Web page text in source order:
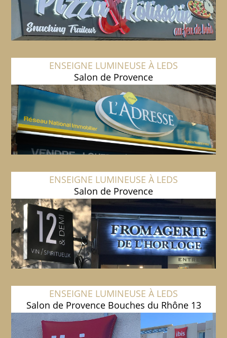
ENSEIGNE LUMINEUSE À LEDS
Salon de Provence
ENSEIGNE LUMINEUSE À LEDS
Salon de Provence
ENSEIGNE LUMINEUSE À LEDS
Salon de Provence Bouches du Rhône 13